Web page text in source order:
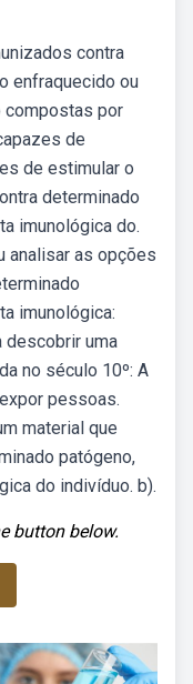
contra
enfraquecido ou
compostas por
de
de estimular o
determinado
imunológica do.
analisar as opções
imunológica:
descobrir uma
no século 10º: A
pessoas.
material que
patógeno,
do indivíduo. b).
button below.